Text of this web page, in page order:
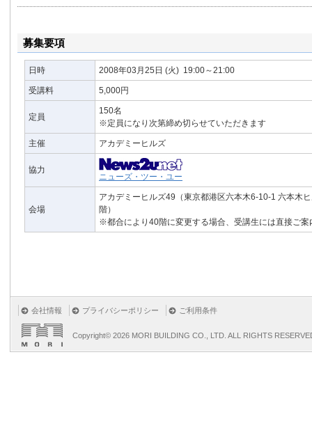
募集要項
日時 2008年03月25日 (火) 19:00～21:00
受講料 5,000円
定員
150名
※定員になり次第締め切らせていただきます
主催 アカデミーヒルズ
協力
ニューズ・ツー・ユー
会場
アカデミーヒルズ49（東京都港区六本木6-10-1 六本木
階）
※都合により40階に変更する場合、受講生には直接ご案
会社情報 プライバシーポリシー ご利用条件
Copyright© 2026 MORI BUILDING CO., LTD. ALL RIGHTS